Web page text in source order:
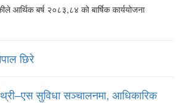
आर्थिक बर्ष २०८३,८४ को बार्षिक कार्ययोजना
छिरे
थ्री–एस सुविधा सञ्चालनमा, आधिकारिक